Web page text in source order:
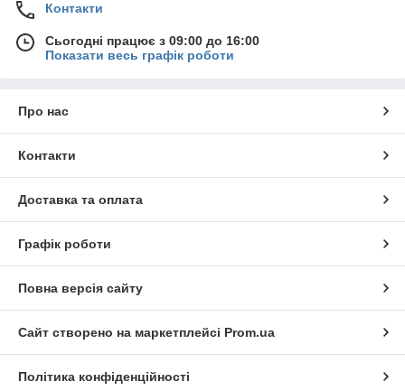
Контакти
Сьогодні працює з 09:00 до 16:00
Показати весь графік роботи
Про нас
Контакти
Доставка та оплата
Графік роботи
Повна версія сайту
Сайт створено на маркетплейсі Prom.ua
Політика конфіденційності